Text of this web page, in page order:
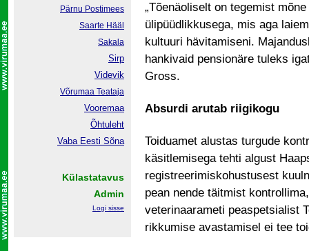
„Tõenäoliselt on tegemist
ülipüüdlikkusega, mis aga
kultuuri hävitamiseni.
hankivaid pensionäre tuleks
Gross.
Absurdi arutab riigikogu
Toiduamet alustas turgude
käsitlemisega tehti algust
registreerimiskohustusest
pean nende täitmist
veterinaarameti peaspetsialist
rikkumise avastamisel ei tee
Pärnu Postimees
Saarte Hääl
Sakala
Sirp
Videvik
Võrumaa Teataja
Vooremaa
Õhtuleht
Vaba Eesti Sõna
Külastatavus
Admin
Logi sisse